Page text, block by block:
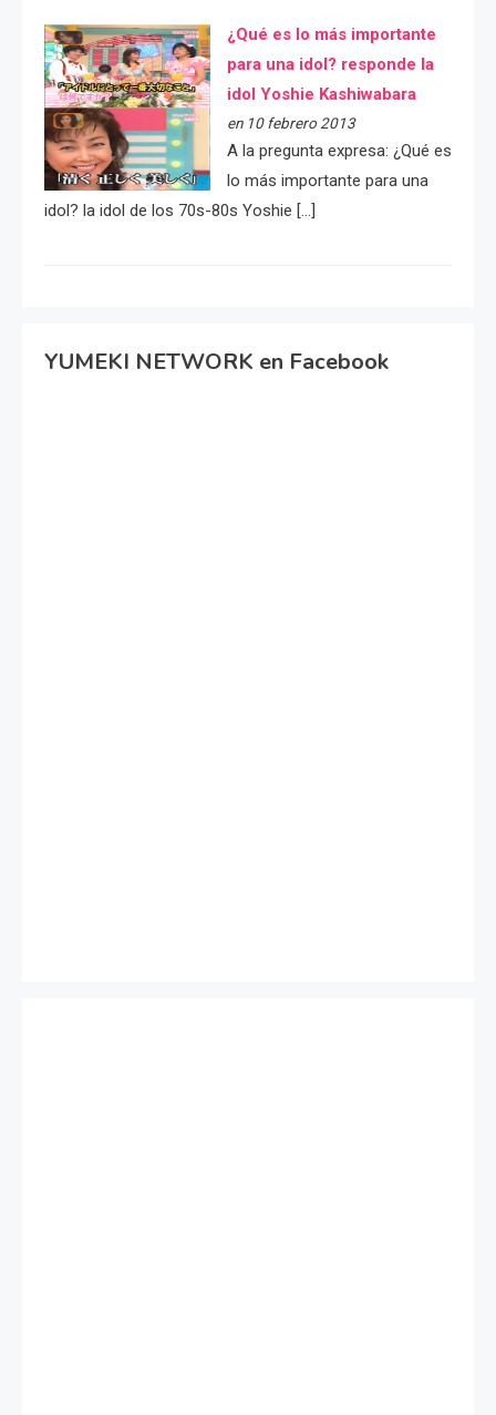
¿Qué es lo más importante
para una idol? responde la
idol Yoshie Kashiwabara
en 10 febrero 2013
A la pregunta expresa: ¿Qué es
lo más importante para una
idol? la idol de los 70s-80s Yoshie […]
YUMEKI NETWORK en Facebook